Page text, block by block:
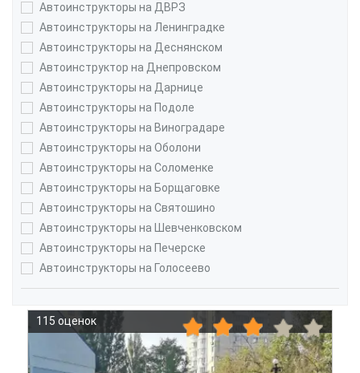
Автоинструкторы на ДВРЗ
Автоинструкторы на Ленинградке
Автоинструкторы на Деснянском
Автоинструктор на Днепровском
Автоинструкторы на Дарнице
Автоинструкторы на Подоле
Автоинструкторы на Виноградаре
Автоинструкторы на Оболони
Автоинструкторы на Соломенке
Автоинструкторы на Борщаговке
Автоинструкторы на Святошино
Автоинструкторы на Шевченковском
Автоинструкторы на Печерске
Автоинструкторы на Голосеево
115 оценок